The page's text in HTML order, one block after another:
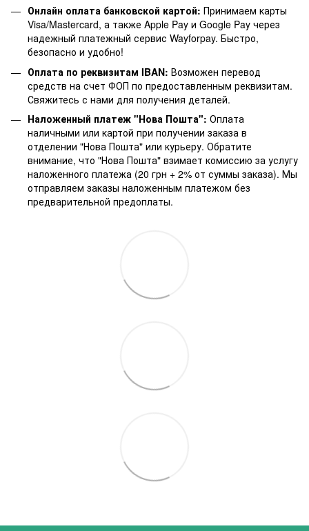
Онлайн оплата банковской картой: Принимаем карты
Visa/Mastercard, а также Apple Pay и Google Pay через
надежный платежный сервис Wayforpay. Быстро,
безопасно и удобно!
Оплата по реквизитам IBAN: Возможен перевод
средств на счет ФОП по предоставленным реквизитам.
Свяжитесь с нами для получения деталей.
Наложенный платеж "Нова Пошта": Оплата
наличными или картой при получении заказа в
отделении "Нова Пошта" или курьеру. Обратите
внимание, что "Нова Пошта" взимает комиссию за услугу
наложенного платежа (20 грн + 2% от суммы заказа). Мы
отправляем заказы наложенным платежом без
предварительной предоплаты.